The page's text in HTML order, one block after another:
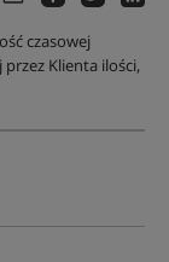
czasowej
Klienta ilości,